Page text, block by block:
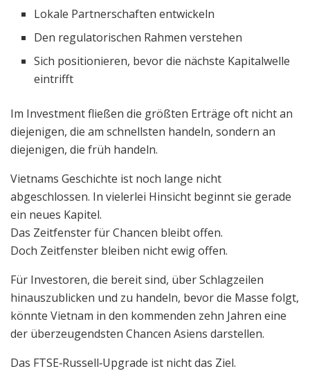
Lokale Partnerschaften entwickeln
Den regulatorischen Rahmen verstehen
Sich positionieren, bevor die nächste Kapitalwelle
eintrifft
Im Investment fließen die größten Erträge oft nicht an
diejenigen, die am schnellsten handeln, sondern an
diejenigen, die früh handeln.
Vietnams Geschichte ist noch lange nicht
abgeschlossen. In vielerlei Hinsicht beginnt sie gerade
ein neues Kapitel.
Das Zeitfenster für Chancen bleibt offen.
Doch Zeitfenster bleiben nicht ewig offen.
Für Investoren, die bereit sind, über Schlagzeilen
hinauszublicken und zu handeln, bevor die Masse folgt,
könnte Vietnam in den kommenden zehn Jahren eine
der überzeugendsten Chancen Asiens darstellen.
Das FTSE‑Russell‑Upgrade ist nicht das Ziel.